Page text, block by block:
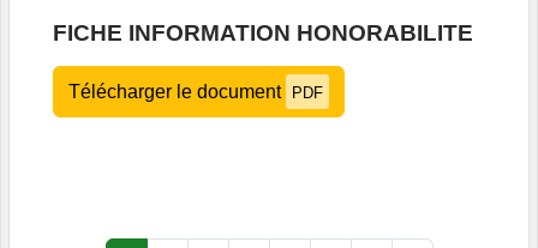
FICHE INFORMATION HONORABILITE
Télécharger le document PDF